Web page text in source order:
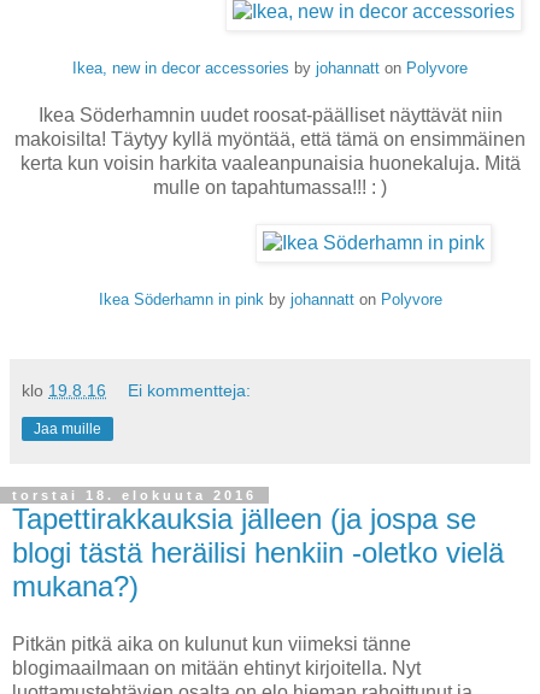
Ikea, new in decor accessories by johannatt on Polyvore
Ikea Söderhamnin uudet roosat-päälliset näyttävät niin
makoisilta! Täytyy kyllä myöntää, että tämä on ensimmäinen
kerta kun voisin harkita vaaleanpunaisia huonekaluja. Mitä
mulle on tapahtumassa!!! : )
Ikea Söderhamn in pinkby johannatton Polyvore
klo 19.8.16 Ei kommentteja:
Jaa muille
torstai 18. elokuuta 2016
Tapettirakkauksia jälleen (ja jospa se
blogi tästä heräilisi henkiin -oletko vielä
mukana?)
Pitkän pitkä aika on kulunut kun viimeksi tänne
blogimaailmaan on mitään ehtinyt kirjoitella. Nyt